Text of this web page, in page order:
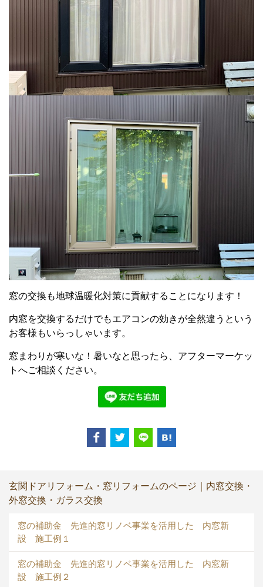
窓の交換も地球温暖化対策に貢献することになります！
内窓を交換するだけでもエアコンの効きが全然違うという
お客様もいらっしゃいます。
窓まわりが寒いな！暑いなと思ったら、アフターマーケッ
トへご相談ください。
玄関ドアリフォーム・窓リフォームのページ｜内窓交換・
外窓交換・ガラス交換
窓の補助金 先進的窓リノベ事業を活用した 内窓新
設 施工例１
窓の補助金 先進的窓リノベ事業を活用した 内窓新
設 施工例２